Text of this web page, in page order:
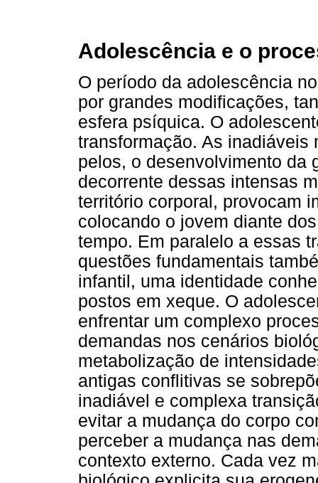
Adolescência e o
O período da adolescência
por grandes modificações,
esfera psíquica. O
transformação. As inadiáveis
pelos, o desenvolvimento da
decorrente dessas intensas
território corporal, provocam
colocando o jovem diante
tempo. Em paralelo a essas
questões fundamentais
infantil, uma identidade
postos em xeque. O
enfrentar um complexo
demandas nos cenários
metabolização de
antigas conflitivas se
inadiável e complexa
evitar a mudança do corpo
perceber a mudança nas
contexto externo. Cada vez